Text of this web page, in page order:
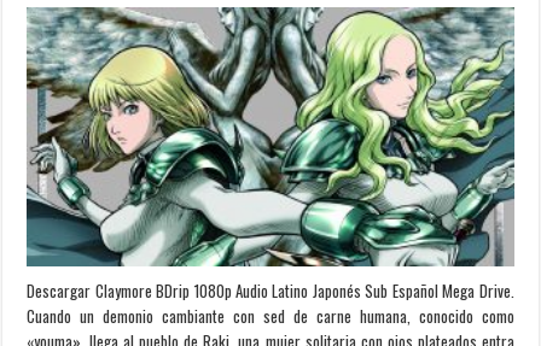
Descargar Claymore BDrip 1080p Audio Latino Japonés Sub Español Mega Drive.
Cuando un demonio cambiante con sed de carne humana, conocido como